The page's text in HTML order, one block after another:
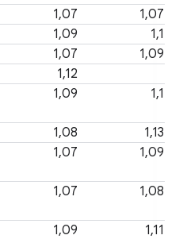
1,07
1,07
1,09
1,1
1,07
1,09
1,12
1,09 1,1
1,08
1,13
1,07 1,09
1,07 1,08
1,09 1,11